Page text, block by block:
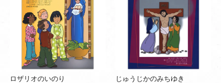
ロザリオのいのり
じゅうじかのみちゆき